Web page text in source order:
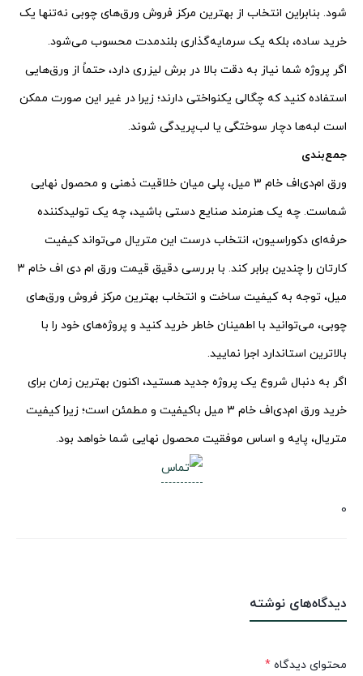
شود. بنابراین انتخاب از بهترین مرکز فروش ورق‌های چوبی نه‌تنها یک
خرید ساده، بلکه یک سرمایه‌گذاری بلندمدت محسوب می‌شود.
اگر پروژه شما نیاز به دقت بالا در برش لیزری دارد، حتماً از ورق‌هایی
استفاده کنید که چگالی یکنواختی دارند؛ زیرا در غیر این صورت ممکن
است لبه‌ها دچار سوختگی یا لب‌پریدگی شوند.
جمع‌بندی
ورق ام‌دی‌اف خام ۳ میل، پلی میان خلاقیت ذهنی و محصول نهایی
شماست. چه یک هنرمند صنایع دستی باشید، چه یک تولیدکننده
حرفه‌ای دکوراسیون، انتخاب درست این متریال می‌تواند کیفیت
کارتان را چندین برابر کند. با بررسی دقیق قیمت ورق ام دی اف خام ۳
میل، توجه به کیفیت ساخت و انتخاب بهترین مرکز فروش ورق‌های
چوبی، می‌توانید با اطمینان خاطر خرید کنید و پروژه‌های خود را با
بالاترین استاندارد اجرا نمایید.
اگر به دنبال شروع یک پروژه جدید هستید، اکنون بهترین زمان برای
خرید ورق ام‌دی‌اف خام ۳ میل باکیفیت و مطمئن است؛ زیرا کیفیت
متریال، پایه و اساس موفقیت محصول نهایی شما خواهد بود.
0
دیدگاه‌های نوشته
محتوای دیدگاه *